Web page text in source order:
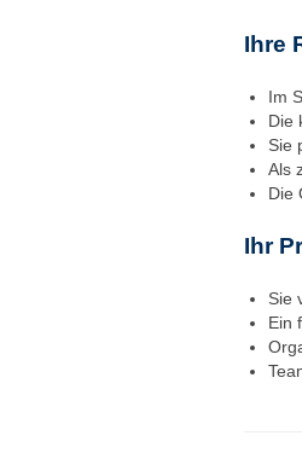
Ihre
Im
Die
Sie
Als
Die
Ihr
Sie
Ein